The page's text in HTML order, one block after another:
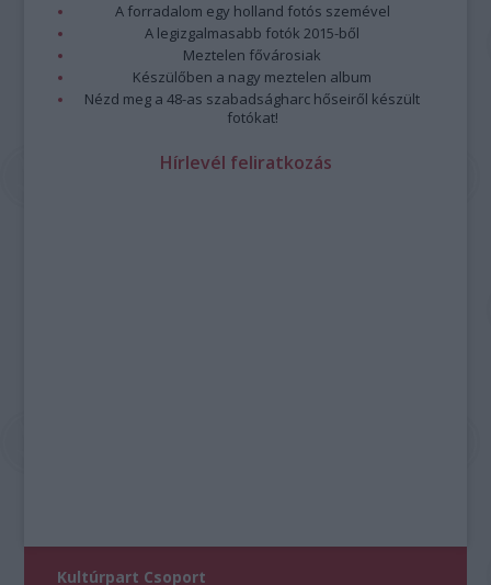
A forradalom egy holland fotós szemével
A legizgalmasabb fotók 2015-ből
Meztelen fővárosiak
Készülőben a nagy meztelen album
Nézd meg a 48-as szabadságharc hőseiről készült
fotókat!
Hírlevél feliratkozás
Kultúrpart Csoport